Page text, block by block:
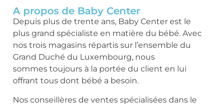
A propos de Baby Center
Depuis plus de trente ans, Baby Center est le
plus grand spécialiste en matière du bébé. Avec
nos trois magasins répartis sur l’ensemble du
Grand Duché du Luxembourg, nous
sommes toujours à la portée du client en lui
offrant tous dont bébé a besoin.
Nos conseillères de ventes spécialisées dans le